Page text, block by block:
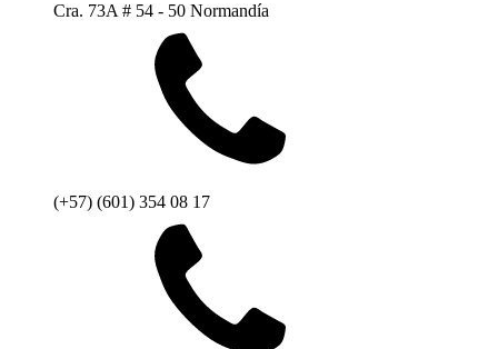
Cra. 73A # 54 - 50 Normandía
(+57) (601) 354 08 17